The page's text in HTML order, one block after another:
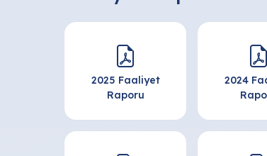
2025 Faaliyet
Raporu
2024